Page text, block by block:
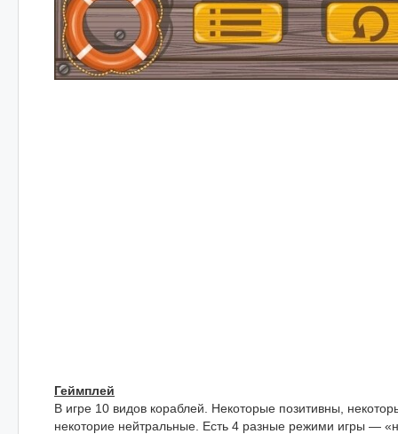
Геймплей
В игре 10 видов кораблей. Некоторые позитивны,
некоторие нейтральные. Есть 4 разные режими игры —